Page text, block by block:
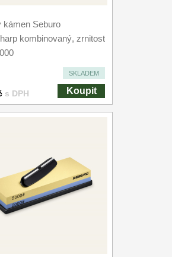
kámen Seburo
kombinovaný, zrnitost
SKLADEM
s DPH Koupit